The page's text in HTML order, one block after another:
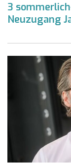
3
Neuzugang